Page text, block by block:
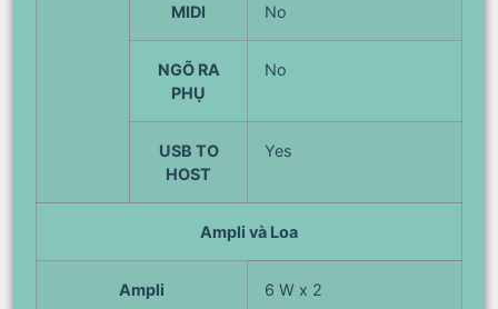
MIDI No
NGÕ RA
PHỤ
No
USB TO
HOST
Yes
Ampli và Loa
Ampli 6 W x 2